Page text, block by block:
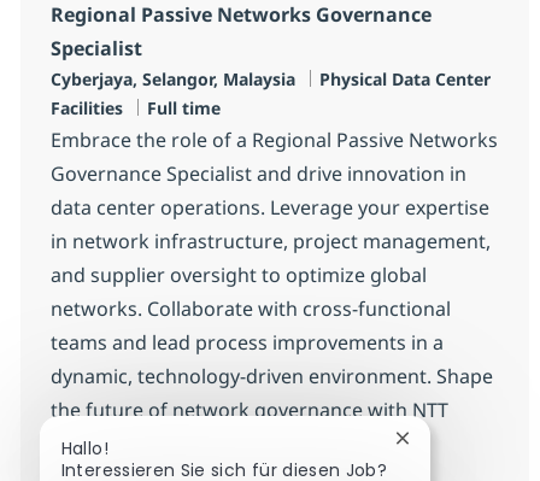
Regional Passive Networks Governance
Specialist
Standort
Cyberjaya, Selangor, Malaysia Kategorie
Physical Data Center
Facilities
Jobtyp
Full time
Embrace the role of a Regional Passive Networks
Governance Specialist and drive innovation in
data center operations. Leverage your expertise
in network infrastructure, project management,
and supplier oversight to optimize global
networks. Collaborate with cross-functional
teams and lead process improvements in a
dynamic, technology-driven environment. Shape
the future of network governance with NTT
DATA.
Hallo!
Interessieren Sie sich für diesen Job?
Chatbot-